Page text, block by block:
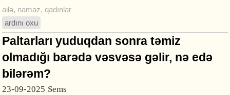
ailə, namaz,qadınlar
ardını oxu
Paltarları yuduqdan sonra təmiz
olmadığı barədə vəsvəsə gəlir, nə edə
bilərəm?
23-09-2025 Sems